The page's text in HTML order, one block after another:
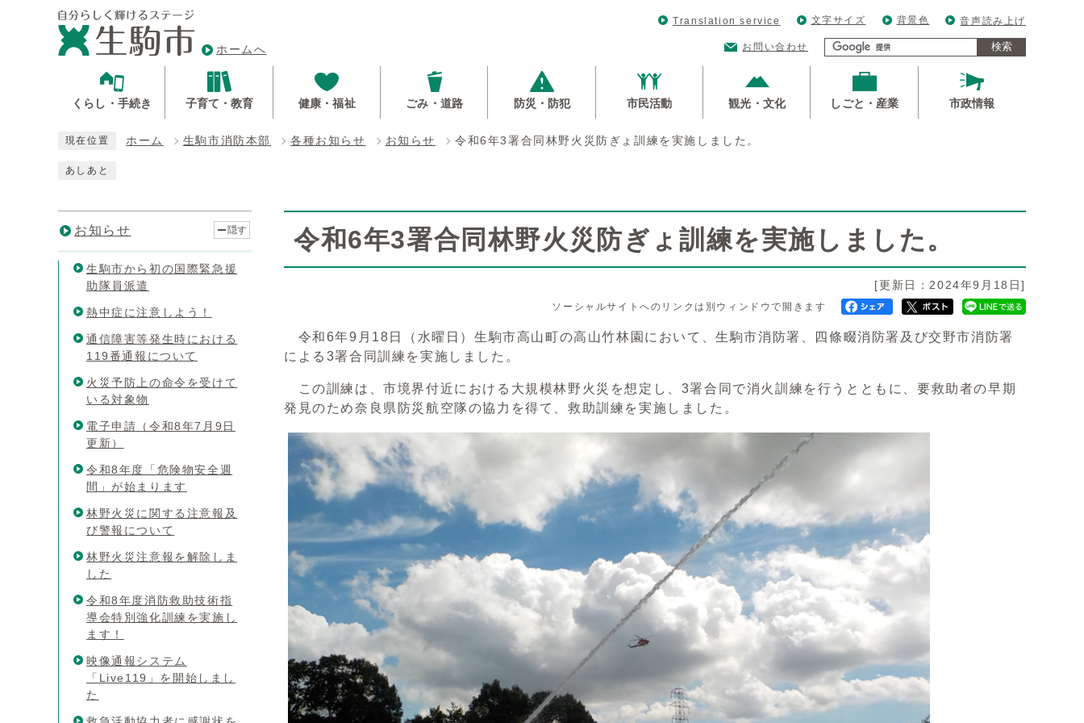
ホームへ
Translation service 文字サイズ 背景色 音声読み上げ
お問い合わせ 検索
くらし・手続き 子育て・教育 健康・福祉 ごみ・道路 防災・防犯 市民活動 観光・文化 しごと・産業 市政情報
現在位置 ホーム 生駒市消防本部 各種お知らせ お知らせ 令和6年3署合同林野火災防ぎょ訓練を実施しました。
あしあと
令和6年3署合同林野火災防ぎょ訓練を実施しました。
[更新日：2024年9月18日]
ソーシャルサイトへのリンクは別ウィンドウで開きます
令和6年9月18日（水曜日）生駒市高山町の高山竹林園において、生駒市消防署、四條畷消防署及び交野市消防署
による3署合同訓練を実施しました。
この訓練は、市境界付近における大規模林野火災を想定し、3署合同で消火訓練を行うとともに、要救助者の早期
発見のため奈良県防災航空隊の協力を得て、救助訓練を実施しました。
お知らせ 隠す
生駒市から初の国際緊急援
助隊員派遣
熱中症に注意しよう！
通信障害等発生時における
119番通報について
火災予防上の命令を受けて
いる対象物
電子申請（令和8年7月9日
更新）
令和8年度「危険物安全週
間」が始まります
林野火災に関する注意報及
び警報について
林野火災注意報を解除しま
した
令和8年度消防救助技術指
導会特別強化訓練を実施し
ます！
映像通報システム
「Live119」を開始しまし
た